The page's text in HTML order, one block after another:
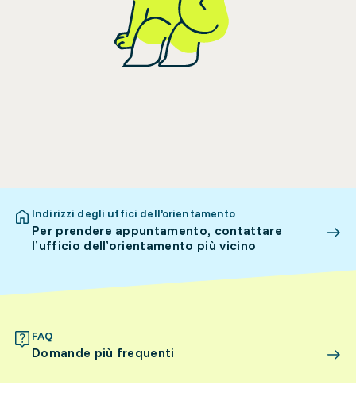
Indirizzi degli uffici dell’orientamento
Per prendere appuntamento, contattare
l’ufficio dell’orientamento più vicino
FAQ
Domande più frequenti